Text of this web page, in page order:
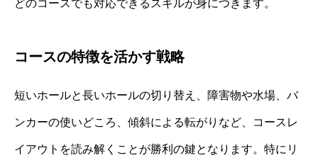
どのコースでも対応できるスキルが身につきます。
コースの特徴を活かす戦略
短いホールと長いホールの切り替え、障害物や水場、バ
ンカーの使いどころ、傾斜による転がりなど、コースレ
イアウトを読み解くことが勝利の鍵となります。特にリ